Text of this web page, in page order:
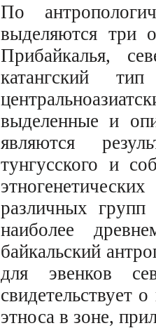
По
выделяются три
Прибайкалья,
катангский
выделенные и
являются
тунгусского и
различных
наиболее
байкальский
для эвенков
свидетельствует
этноса в зоне,